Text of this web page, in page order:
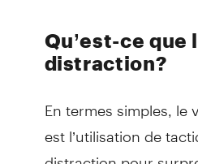
Qu’est-ce que
distraction?
En termes simples,
est l’utilisation de
distraction pour